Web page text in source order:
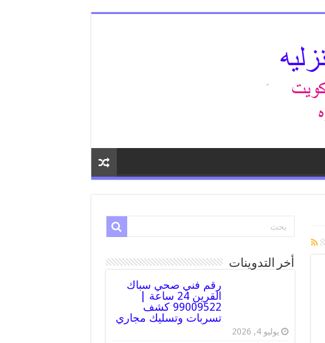
أخر التدوينات
رقم فني صحي سباك
القرين 24 ساعة |
99009522 كشف
تسربات وتسليك مجاري
يوليو 4, 2026